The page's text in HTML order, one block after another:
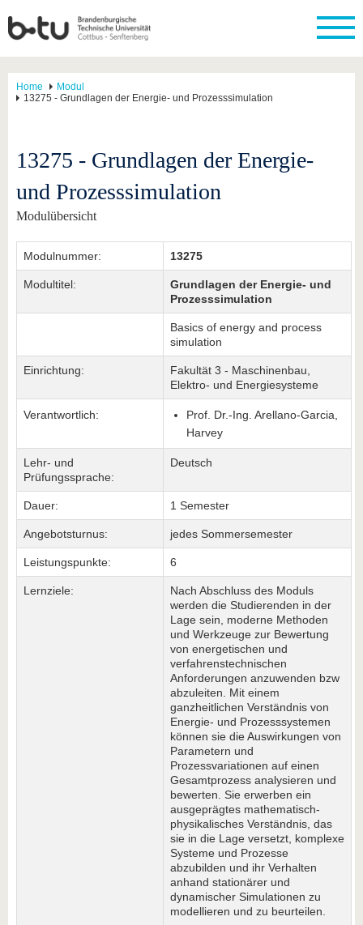
Home
Modul
13275 - Grundlagen der Energie- und Prozesssimulation
13275 - Grundlagen der Energie-
und Prozesssimulation
Modulübersicht
Modulnummer: 13275
Modultitel:
Grundlagen der Energie- und
Prozesssimulation
Basics of energy and process
simulation
Einrichtung:
Fakultät 3 - Maschinenbau,
Elektro- und Energiesysteme
Verantwortlich:
Prof. Dr.-Ing. Arellano-Garcia,
Harvey
Lehr- und
Prüfungssprache:
Deutsch
Dauer: 1 Semester
Angebotsturnus: jedes Sommersemester
Leistungspunkte: 6
Lernziele:
Nach Abschluss des Moduls
werden die Studierenden in der
Lage sein, moderne Methoden
und Werkzeuge zur Bewertung
von energetischen und
verfahrenstechnischen
Anforderungen anzuwenden bzw
abzuleiten. Mit einem
ganzheitlichen Verständnis von
Energie- und Prozesssystemen
können sie die Auswirkungen von
Parametern und
Prozessvariationen auf einen
Gesamtprozess analysieren und
bewerten. Sie erwerben ein
ausgeprägtes mathematisch-
physikalisches Verständnis, das
sie in die Lage versetzt, komplexe
Systeme und Prozesse
abzubilden und ihr Verhalten
anhand stationärer und
dynamischer Simulationen zu
modellieren und zu beurteilen.